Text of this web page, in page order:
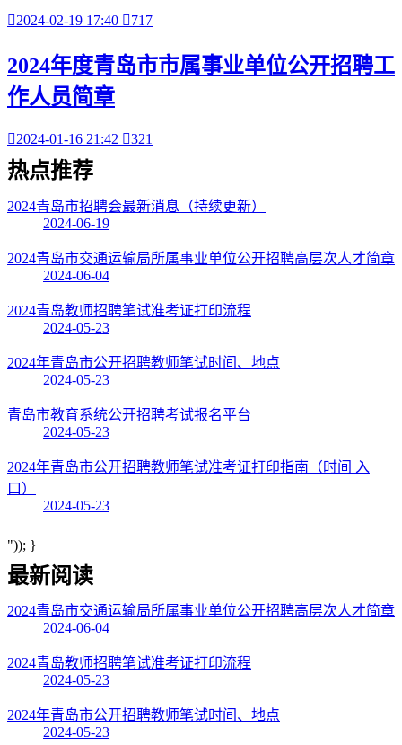
2024-02-19 17:40 717
2024年度青岛市市属事业单位公开招聘工
作人员简章
2024-01-16 21:42 321
热点推荐
2024青岛市招聘会最新消息（持续更新）
2024-06-19
2024青岛市交通运输局所属事业单位公开招聘高层次人才简章
2024-06-04
2024青岛教师招聘笔试准考证打印流程
2024-05-23
2024年青岛市公开招聘教师笔试时间、地点
2024-05-23
青岛市教育系统公开招聘考试报名平台
2024-05-23
2024年青岛市公开招聘教师笔试准考证打印指南（时间 入
口）
2024-05-23
")); }
最新阅读
2024青岛市交通运输局所属事业单位公开招聘高层次人才简章
2024-06-04
2024青岛教师招聘笔试准考证打印流程
2024-05-23
2024年青岛市公开招聘教师笔试时间、地点
2024-05-23